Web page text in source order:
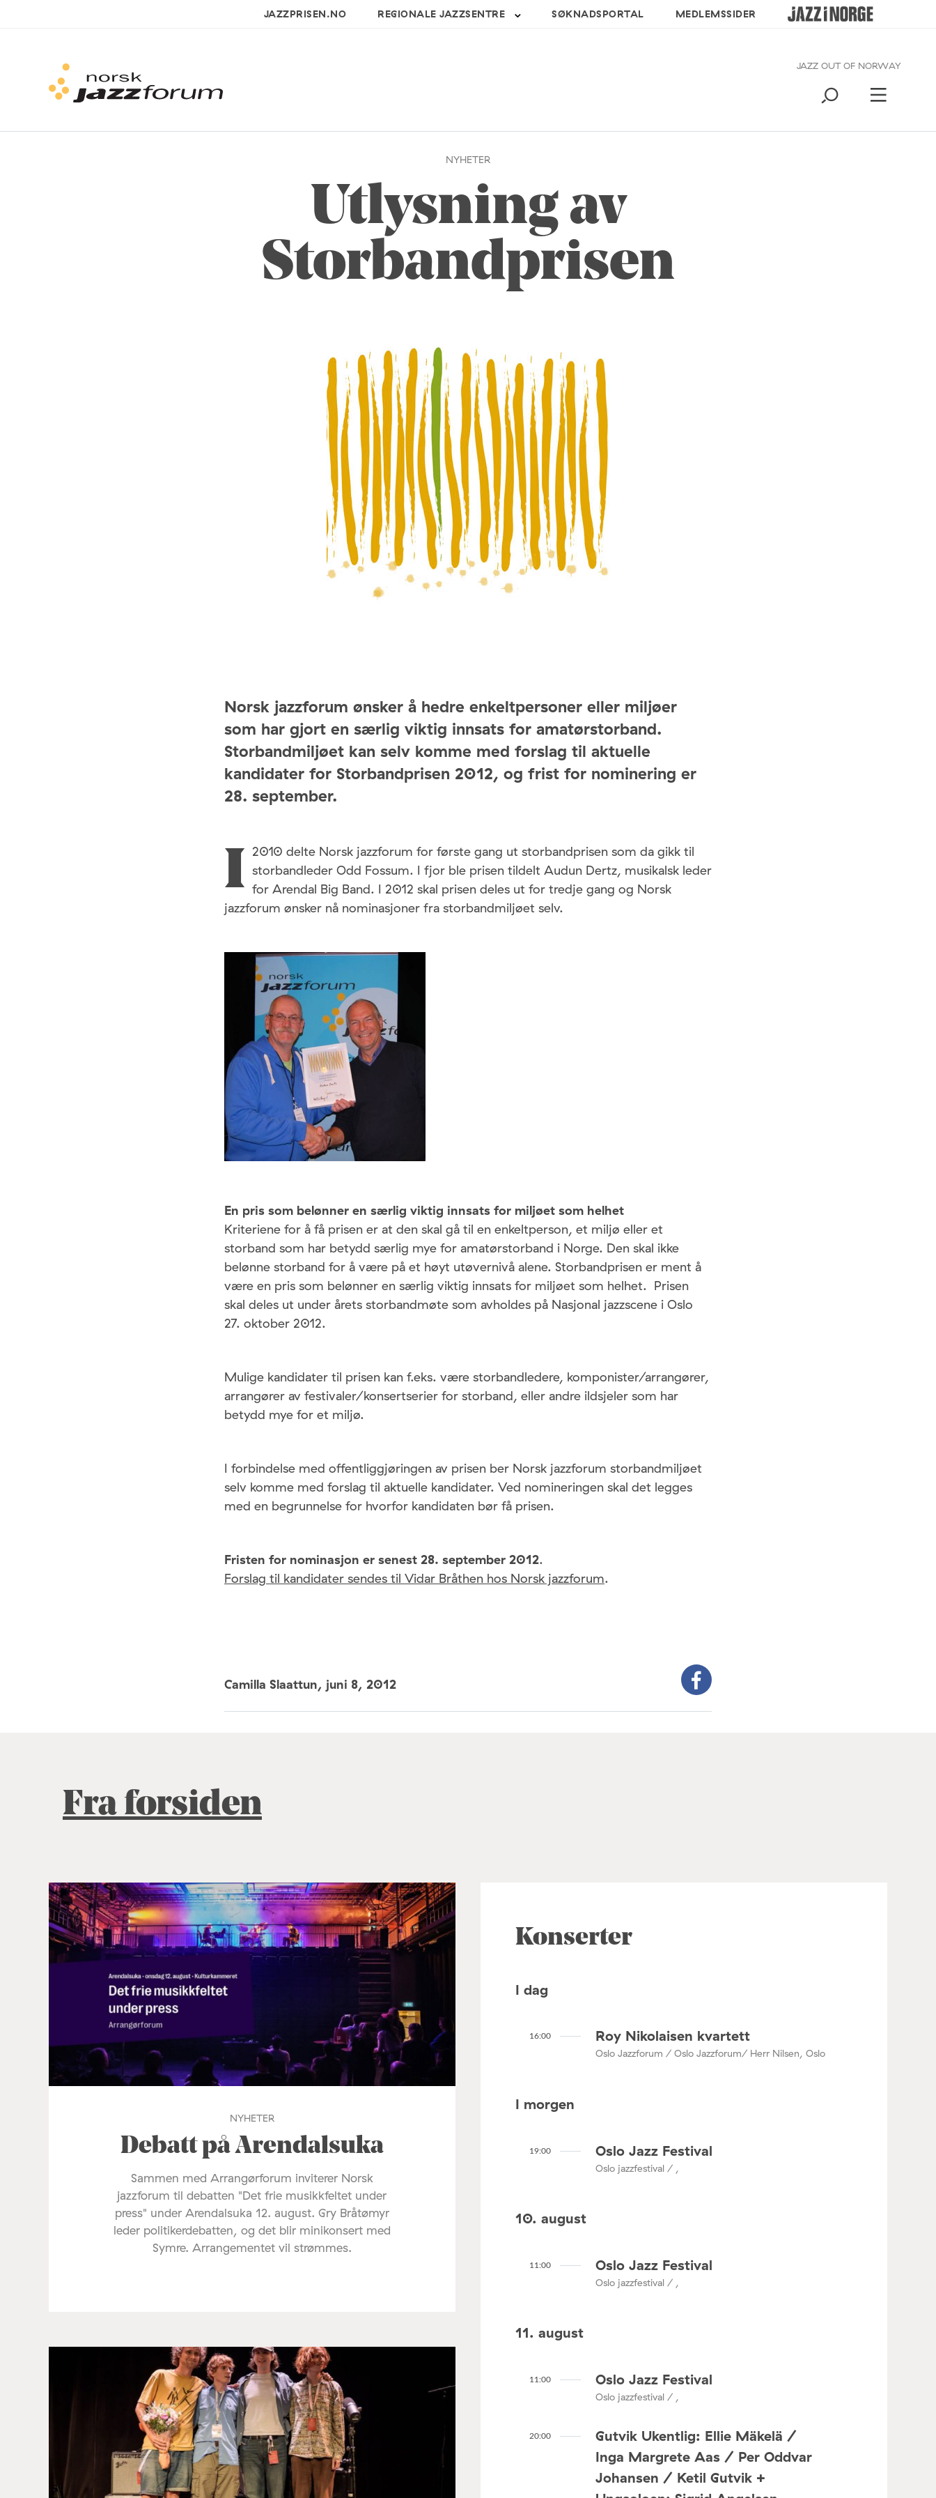
JAZZPRISEN.NO REGIONALE JAZZSENTRE SØKNADSPORTAL MEDLEMSSIDER
JAZZ OUT OF NORWAY
NYHETER
Utlysning av
Storbandprisen
Norsk jazzforum ønsker å hedre enkeltpersoner eller miljøer
som har gjort en særlig viktig innsats for amatørstorband.
Storbandmiljøet kan selv komme med forslag til aktuelle
kandidater for Storbandprisen 2012, og frist for nominering er
28. september.
I 2010 delte Norsk jazzforum for første gang ut storbandprisen som da gikk til
storbandleder Odd Fossum. I fjor ble prisen tildelt Audun Dertz, musikalsk leder
for Arendal Big Band. I 2012 skal prisen deles ut for tredje gang og Norsk
jazzforum ønsker nå nominasjoner fra storbandmiljøet selv.
En pris som belønner en særlig viktig innsats for miljøet som helhet
Kriteriene for å få prisen er at den skal gå til en enkeltperson, et miljø eller et
storband som har betydd særlig mye for amatørstorband i Norge. Den skal ikke
belønne storband for å være på et høyt utøvernivå alene. Storbandprisen er ment å
være en pris som belønner en særlig viktig innsats for miljøet som helhet. Prisen
skal deles ut under årets storbandmøte som avholdes på Nasjonal jazzscene i Oslo
27. oktober 2012.
Mulige kandidater til prisen kan f.eks. være storbandledere, komponister/arrangører,
arrangører av festivaler/konsertserier for storband, eller andre ildsjeler som har
betydd mye for et miljø.
I forbindelse med offentliggjøringen av prisen ber Norsk jazzforum storbandmiljøet
selv komme med forslag til aktuelle kandidater. Ved nomineringen skal det legges
med en begrunnelse for hvorfor kandidaten bør få prisen.
Fristen for nominasjon er senest 28. september 2012.
Forslag til kandidater sendes til Vidar Bråthen hos Norsk jazzforum.
Camilla Slaattun, juni 8, 2012
Fra forsiden
NYHETER
Debatt på Arendalsuka
Sammen med Arrangørforum inviterer Norsk
jazzforum til debatten "Det frie musikkfeltet under
press" under Arendalsuka 12. august. Gry Bråtømyr
leder politikerdebatten, og det blir minikonsert med
Symre. Arrangementet vil strømmes.
Konserter
I dag
16:00 Roy Nikolaisen kvartett
Oslo Jazzforum / Oslo Jazzforum/ Herr Nilsen, Oslo
I morgen
19:00 Oslo Jazz Festival
Oslo jazzfestival / ,
10. august
11:00 Oslo Jazz Festival
Oslo jazzfestival / ,
11. august
11:00 Oslo Jazz Festival
Oslo jazzfestival / ,
20:00
Gutvik Ukentlig: Ellie Mäkelä /
Inga Margrete Aas / Per Oddvar
Johansen / Ketil Gutvik +